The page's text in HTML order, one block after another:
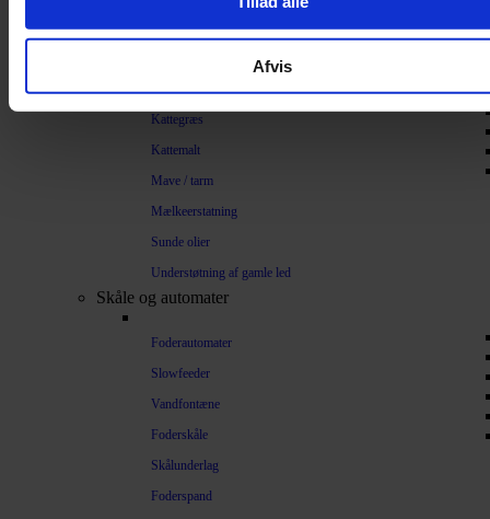
Afvis
Energiboost
Kattegræs
Kattemalt
Mave / tarm
Mælkeerstatning
Sunde olier
Understøtning af gamle led
Skåle og automater
Foderautomater
Slowfeeder
Vandfontæne
Foderskåle
Skålunderlag
Foderspand